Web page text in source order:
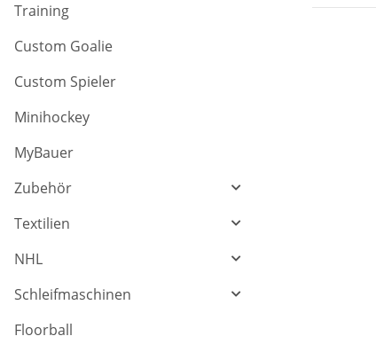
Training
Custom Goalie
Custom Spieler
Minihockey
MyBauer
Zubehör
Textilien
NHL
Schleifmaschinen
Floorball